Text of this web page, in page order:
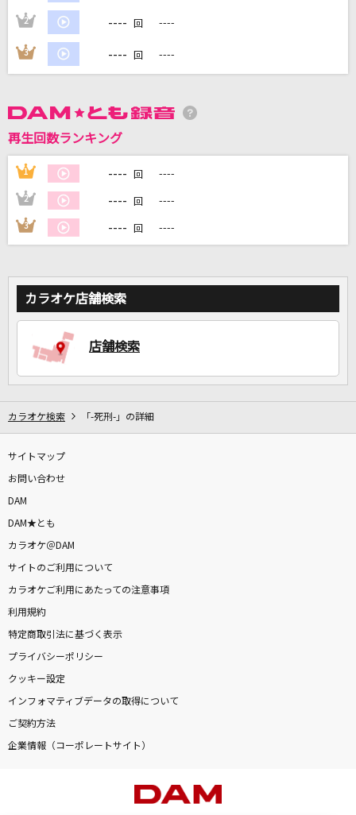
カラオケ最新情報をチェック！
2 ---- 回 ----
3 ---- 回 ----
再生回数ランキング
1 ---- 回 ----
2 ---- 回 ----
3 ---- 回 ----
カラオケ店舗検索
店舗検索
カラオケ検索 「-死刑-」の詳細
サイトマップ
お問い合わせ
DAM
DAM★とも
カラオケ＠DAM
サイトのご利用について
カラオケご利用にあたっての注意事項
利用規約
特定商取引法に基づく表示
プライバシーポリシー
クッキー設定
インフォマティブデータの取得について
ご契約方法
企業情報（コーポレートサイト）